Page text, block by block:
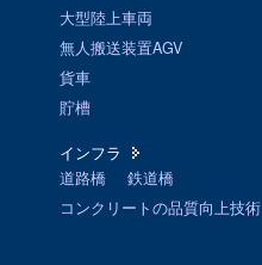
大型陸上車両
無人搬送装置AGV
貨車
貯槽
インフラ
道路橋
鉄道橋
コンクリートの品質向上技術